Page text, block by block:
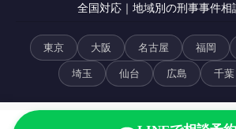
全国対応｜地域別の刑事事件相
東京 大阪 名古屋 福岡
埼玉 仙台 広島 千葉